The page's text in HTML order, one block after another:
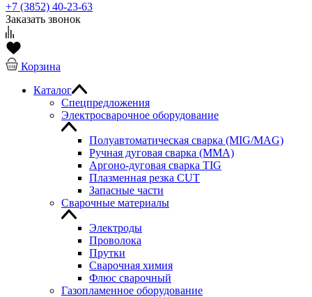
+7 (3852) 40-23-63
Заказать звонок
Корзина
Каталог
Спецпредложения
Электросварочное оборудование
Полуавтоматическая сварка (MIG/MAG)
Ручная дуговая сварка (MMA)
Аргоно-дуговая сварка TIG
Плазменная резка CUT
Запасные части
Сварочные материалы
Электроды
Проволока
Прутки
Сварочная химия
Флюс сварочный
Газопламенное оборудование